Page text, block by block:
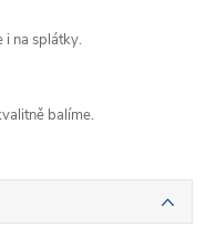
i na splátky.
balíme.